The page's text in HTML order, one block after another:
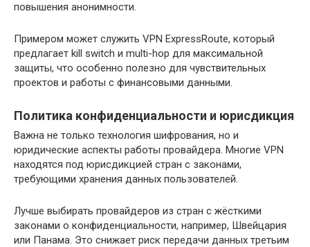
повышения анонимности.
Примером может служить VPN ExpressRoute, который
предлагает kill switch и multi-hop для максимальной
защиты, что особенно полезно для чувствительных
проектов и работы с финансовыми данными.
Политика конфиденциальности и юрисдикция
Важна не только технология шифрования, но и
юридические аспекты работы провайдера. Многие VPN
находятся под юрисдикцией стран с законами,
требующими хранения данных пользователей.
Лучше выбирать провайдеров из стран с жёсткими
законами о конфиденциальности, например, Швейцария
или Панама. Это снижает риск передачи данных третьим